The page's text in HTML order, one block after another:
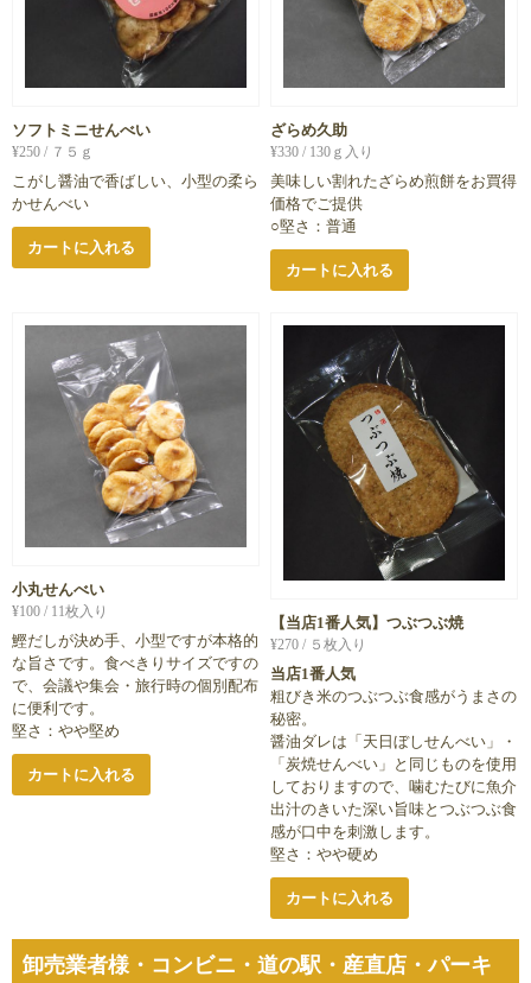
ソフトミニせんべい
¥250 / ７５ｇ
こがし醤油で香ばしい、小型の柔ら
かせんべい
カートに入れる
ざらめ久助
¥330 / 130ｇ入り
美味しい割れたざらめ煎餅をお買得
価格でご提供
○堅さ：普通
カートに入れる
小丸せんべい
¥100 / 11枚入り
鰹だしが決め手、小型ですが本格的
な旨さです。食べきりサイズですの
で、会議や集会・旅行時の個別配布
に便利です。
堅さ：やや堅め
カートに入れる
【当店1番人気】つぶつぶ焼
¥270 / ５枚入り
当店1番人気
粗びき米のつぶつぶ食感がうまさの
秘密。
醤油ダレは「天日ぼしせんべい」・
「炭焼せんべい」と同じものを使用
しておりますので、噛むたびに魚介
出汁のきいた深い旨味とつぶつぶ食
感が口中を刺激します。
堅さ：やや硬め
カートに入れる
卸売業者様・コンビニ・道の駅・産直店・パーキ